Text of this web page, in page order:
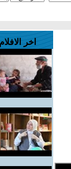
اخر الافلام